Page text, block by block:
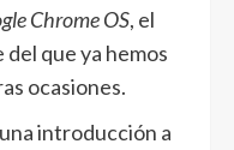
Chrome OS, el
que ya hemos
ocasiones.
introducción a